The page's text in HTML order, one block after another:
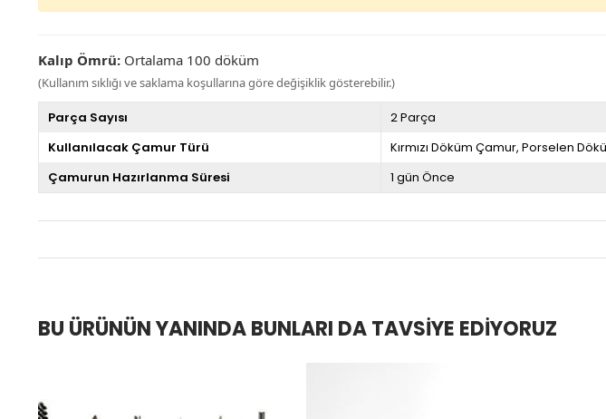
Kalıp Ömrü: Ortalama 100 döküm
(Kullanım sıklığı ve saklama koşullarına göre değişiklik gösterebilir.)
Parça Sayısı
2 Parça
Kullanılacak Çamur Türü
Kırmızı Döküm Çamur Porselen
Çamurun Hazırlanma Süresi
1 gün Önce
BU ÜRÜNÜN YANINDA BUNLARI DA TAVSIYE EDIYORUZ